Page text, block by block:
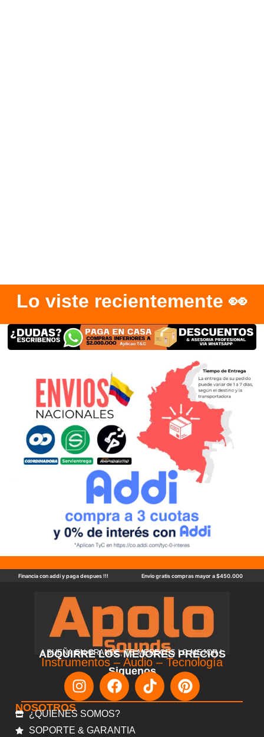
Lo viste recientemente 👀
Financia con addi y paga despues !!! Envio gratis compras mayor a $450.000
ADQUIRRE LOS MEJORES PRECIOS
! SUEÑA EN GRANDE, TE MERECES LO MEJOR !
Instrumentos – Audio – Tecnología
Siguenos
NOSOTROS
¿QUIENES SOMOS?
SOPORTE & GARANTIA